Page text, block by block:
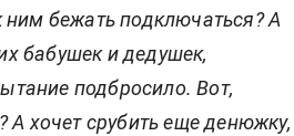
ним бежать подключаться? А
бабушек и дедушек,
подбросило. Вот,
А хочет срубить еще денюжку,